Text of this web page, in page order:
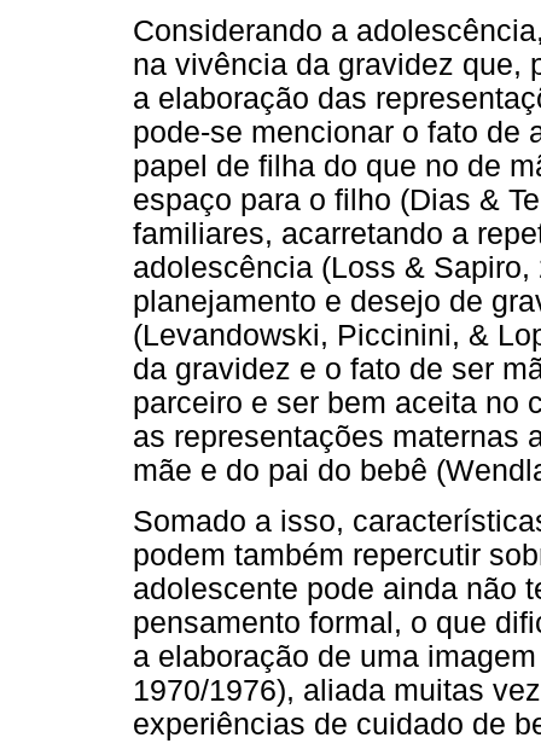
Considerando a
na vivência da gravidez que,
a elaboração das
pode-se mencionar o fato de
papel de filha do que no de
espaço para o filho (Dias &
familiares, acarretando a
adolescência (Loss &
planejamento e desejo de
(Levandowski, Piccinini, &
da gravidez e o fato de ser
parceiro e ser bem aceita no
as representações maternas
mãe e do pai do bebê
Somado a isso,
podem também repercutir
adolescente pode ainda não
pensamento formal, o que
a elaboração de uma
1970/1976), aliada muitas
experiências de cuidado de